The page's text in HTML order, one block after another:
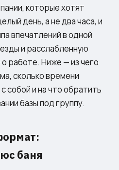
которые хотят
день, а не два часа, и
впечатлений в одной
и расслабленную
работе. Ниже — из чего
сколько времени
собой и на что обратить
базы под группу.
баня